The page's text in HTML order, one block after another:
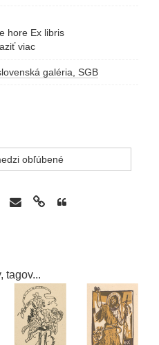
hore Ex libris
J Vitáček
viac
galéria, SGB
obľúbené
tagov...